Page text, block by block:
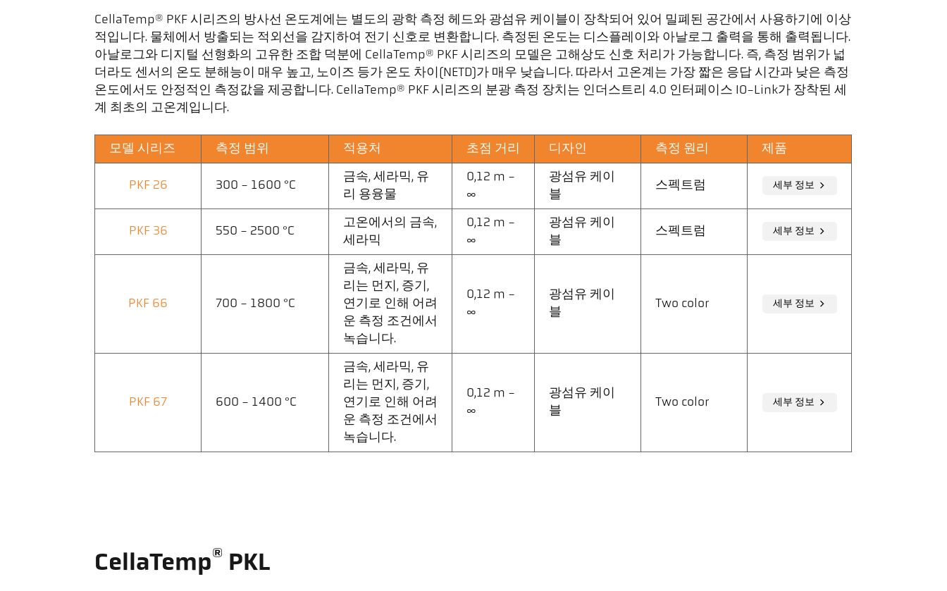
CellaTemp® PKF 시리즈의 방사선 온도계에는 별도의 광학 측정 헤드와 광섬유 케이블이 장착되어 있어 밀폐된 공간에서 사용하기에 이상
적입니다. 물체에서 방출되는 적외선을 감지하여 전기 신호로 변환합니다. 측정된 온도는 디스플레이와 아날로그 출력을 통해 출력됩니다.
아날로그와 디지털 선형화의 고유한 조합 덕분에 CellaTemp® PKF 시리즈의 모델은 고해상도 신호 처리가 가능합니다. 즉, 측정 범위가 넓
더라도 센서의 온도 분해능이 매우 높고, 노이즈 등가 온도 차이(NETD)가 매우 낮습니다. 따라서 고온계는 가장 짧은 응답 시간과 낮은 측정
온도에서도 안정적인 측정값을 제공합니다. CellaTemp® PKF 시리즈의 분광 측정 장치는 인더스트리 4.0 인터페이스 IO-Link가 장착된 세
계 최초의 고온계입니다.
모델 시리즈 측정 범위 적용처 초점 거리 디자인 측정 원리 제품
PKF 26 300 - 1600 °C
금속, 세라믹, 유
리 용융물
0,12 m -
∞
광섬유 케이
블
스펙트럼 세부 정보
PKF 36 550 - 2500 °C
고온에서의 금속,
세라믹
0,12 m -
∞
광섬유 케이
블
스펙트럼 세부 정보
PKF 66 700 - 1800 °C
금속, 세라믹, 유
리는 먼지, 증기,
연기로 인해 어려
운 측정 조건에서
녹습니다.
0,12 m -
∞
광섬유 케이
블
Two color 세부 정보
PKF 67 600 - 1400 °C
금속, 세라믹, 유
리는 먼지, 증기,
연기로 인해 어려
운 측정 조건에서
녹습니다.
0,12 m -
∞
광섬유 케이
블
Two color 세부 정보
CellaTemp® PKL